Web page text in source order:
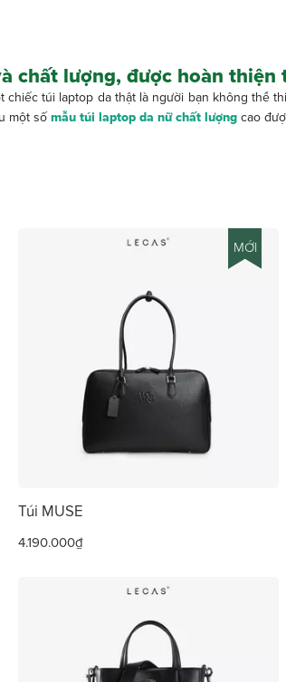
chất lượng, được hoàn thiện
chiếc túi laptop da thật là người bạn không
một số mẫu túi laptop da nữ chất lượng cao
MỚI
Túi MUSE
4.190.000₫